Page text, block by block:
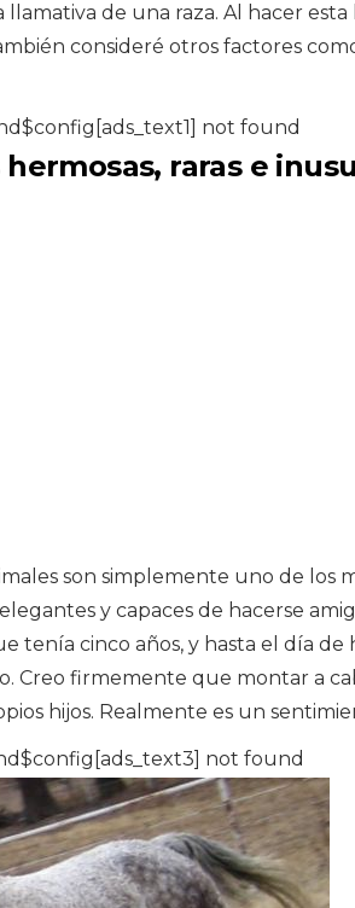
de una raza. Al hacer
consideré otros factores
not found
hermosas, raras e
son simplemente uno de los
y capaces de hacerse
tenía cinco años, y hasta el día de
Creo firmemente que montar a
hijos. Realmente es un
not found